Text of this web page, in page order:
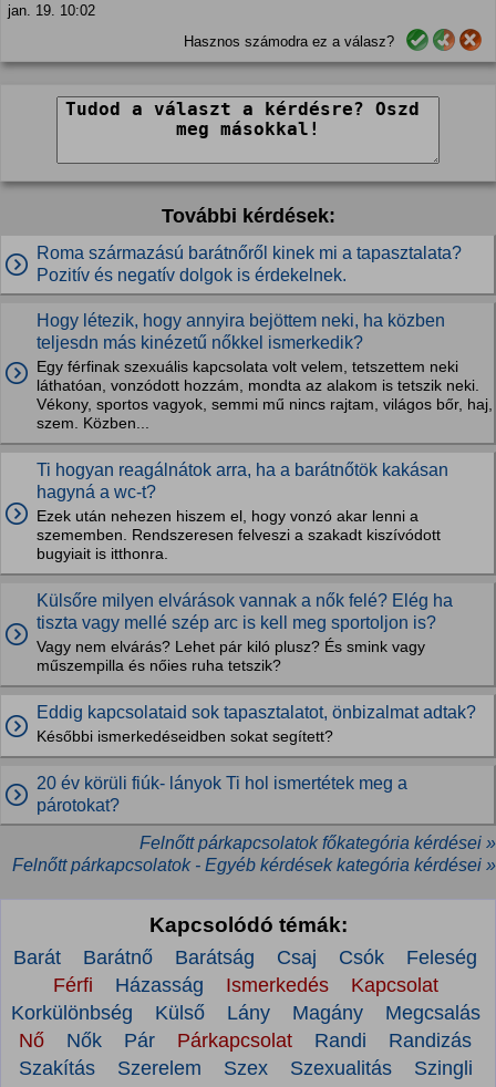
jan. 19. 10:02
Hasznos számodra ez a válasz?
További kérdések:
Roma származású barátnőről kinek mi a tapasztalata?
Pozitív és negatív dolgok is érdekelnek.
Hogy létezik, hogy annyira bejöttem neki, ha közben
teljesdn más kinézetű nőkkel ismerkedik?
Egy férfinak szexuális kapcsolata volt velem, tetszettem neki
láthatóan, vonzódott hozzám, mondta az alakom is tetszik neki.
Vékony, sportos vagyok, semmi mű nincs rajtam, világos bőr, haj,
szem. Közben...
Ti hogyan reagálnátok arra, ha a barátnőtök kakásan
hagyná a wc-t?
Ezek után nehezen hiszem el, hogy vonzó akar lenni a
szememben. Rendszeresen felveszi a szakadt kiszívódott
bugyiait is itthonra.
Külsőre milyen elvárások vannak a nők felé? Elég ha
tiszta vagy mellé szép arc is kell meg sportoljon is?
Vagy nem elvárás? Lehet pár kiló plusz? És smink vagy
műszempilla és nőies ruha tetszik?
Eddig kapcsolataid sok tapasztalatot, önbizalmat adtak?
Későbbi ismerkedéseidben sokat segített?
20 év körüli fiúk- lányok Ti hol ismertétek meg a
párotokat?
Felnőtt párkapcsolatok főkategória kérdései »
Felnőtt párkapcsolatok - Egyéb kérdések kategória kérdései »
Kapcsolódó témák:
Barát Barátnő Barátság Csaj Csók
Feleség
Férfi
Házasság Ismerkedés
Kapcsolat
Korkülönbség
Külső Lány Magány
Megcsalás
Nő
Nők Pár Párkapcsolat Randi
Randizás
Szakítás
Szerelem Szex Szexualitás
Szingli